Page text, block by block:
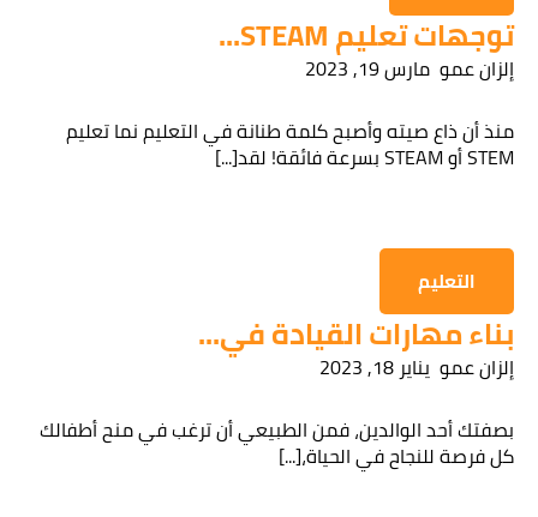
توجهات تعليم STEAM...
إلزان عمو مارس 19, 2023
منذ أن ذاع صيته وأصبح كلمة طنانة في التعليم نما تعليم
STEM أو STEAM بسرعة فائقة! لقد[...]
التعليم
بناء مهارات القيادة في...
إلزان عمو يناير 18, 2023
بصفتك أحد الوالدين، فمن الطبيعي أن ترغب في منح أطفالك
كل فرصة للنجاح في الحياة،[...]